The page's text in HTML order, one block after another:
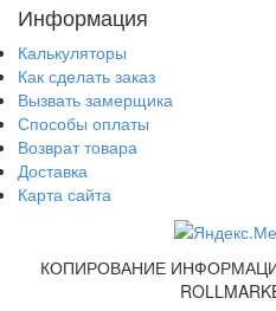
Информация
Калькуляторы
Как сделать заказ
Вызвать замерщика
Способы оплаты
Возврат товара
Доставка
Карта сайта
КОПИРОВАНИЕ